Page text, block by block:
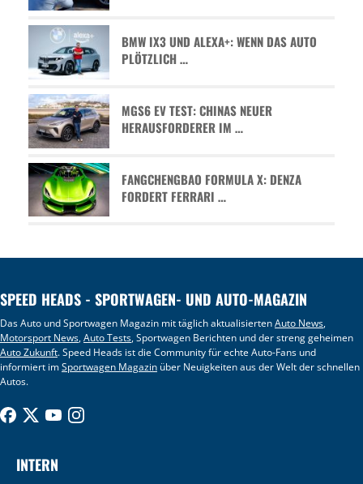
BMW IX3 UND ALEXA+: WENN DAS AUTO
PLÖTZLICH …
MGS6 EV TEST: CHINAS NEUER
HERAUSFORDERER IM …
FANGCHENGBAO FORMULA X: DENZA
FORDERT FERRARI …
SPEED HEADS - SPORTWAGEN- UND AUTO-MAGAZIN
Das Auto und Sportwagen Magazin mit täglich aktualisiertenAuto News,
Motorsport News,Auto Tests, Sportwagen Berichten und der streng geheimen
Auto Zukunft. Speed Heads ist die Community für echte Auto-Fans und
informiert imSportwagen Magazin über Neuigkeiten aus der Welt der schnellen
Autos.
INTERN